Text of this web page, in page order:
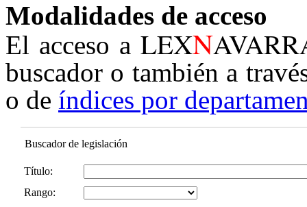
Modalidades de acceso
El acceso aLEXN
buscador o también a
o de índices por
Buscador de legislación
Título:
Rango: